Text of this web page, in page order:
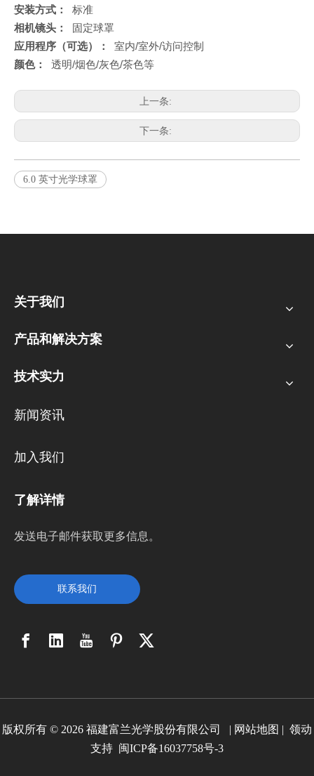
安装方式： 标准
相机镜头： 固定球罩
应用程序（可选）： 室内/室外/访问控制
颜色： 透明/烟色/灰色/茶色等
上一条:
下一条:
6.0 英寸光学球罩
关于我们
产品和解决方案
技术实力
新闻资讯
加入我们
了解详情
发送电子邮件获取更多信息。
联系我们
版权所有 © 2026 福建富兰光学股份有限公司 | 网站地图 | 领动
支持 闽ICP备16037758号-3